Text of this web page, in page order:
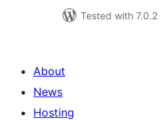
Tested with 7.0.2
About
News
Hosting